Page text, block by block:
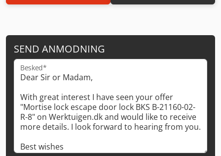
SEND ANMODNING
Besked*